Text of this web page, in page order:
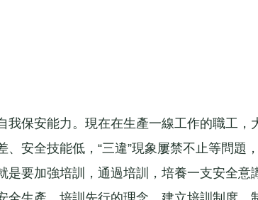
保安能力。現在在生產一線工作的職工，
安全技能低，“三違”現象屢禁不止等問題
是要加強培訓，通過培訓，培養一支安全意